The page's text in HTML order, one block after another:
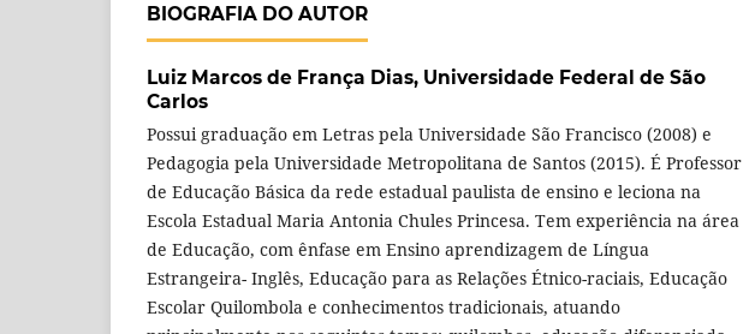
BIOGRAFIA DO AUTOR
Luiz Marcos de França Dias, Universidade Federal de São
Carlos
Possui graduação em Letras pela Universidade São Francisco (2008) e
Pedagogia pela Universidade Metropolitana de Santos (2015). É Professor
de Educação Básica da rede estadual paulista de ensino e leciona na
Escola Estadual Maria Antonia Chules Princesa. Tem experiência na área
de Educação, com ênfase em Ensino aprendizagem de Língua
Estrangeira- Inglês, Educação para as Relações Étnico-raciais, Educação
Escolar Quilombola e conhecimentos tradicionais, atuando